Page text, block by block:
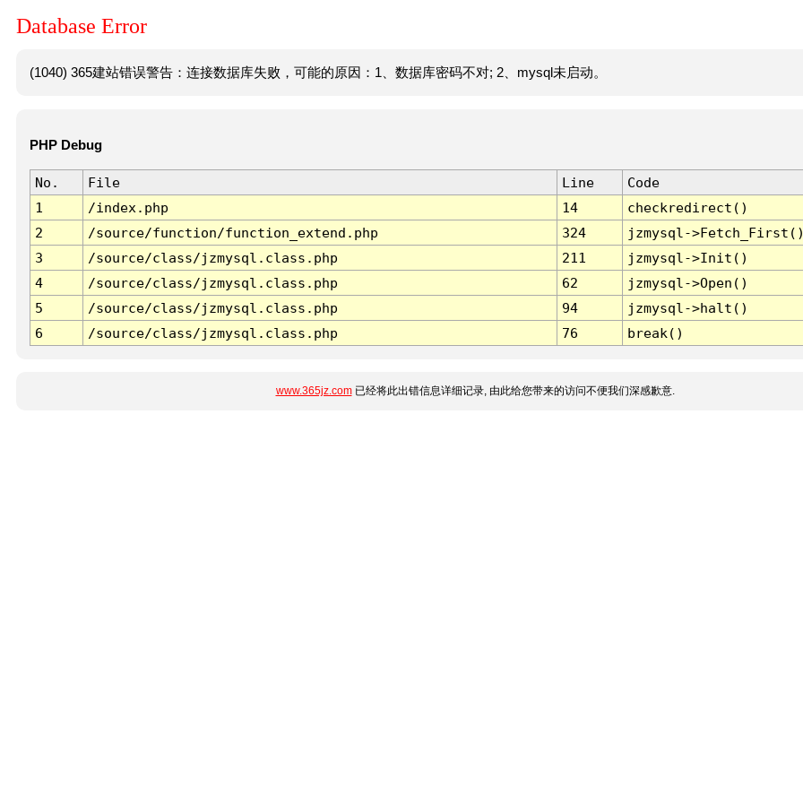
Database Error
(1040) 365建站错误警告：连接数据库失败，可能的原因：1、数据库密码不对; 2、mysql未启动。
PHP Debug
No. File Line
Code
1
/index.php 14
checkredirect()
2
/source/function/function_extend.php 324
jzmysql-
3
/source/class/jzmysql.class.php 211
jzmysql->Init()
4
/source/class/jzmysql.class.php 62
jzmysql->Open()
5
/source/class/jzmysql.class.php 94
jzmysql->halt()
6
/source/class/jzmysql.class.php 76 break()
www.365jz.com已经将此出错信息详细记录, 由此给您带来的访问不便我们深感歉意.